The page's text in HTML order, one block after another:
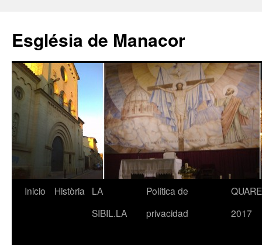
contenido
Església de Manacor
Inicio Història
LA
SIBIL.LA
Política de
privacidad
2017